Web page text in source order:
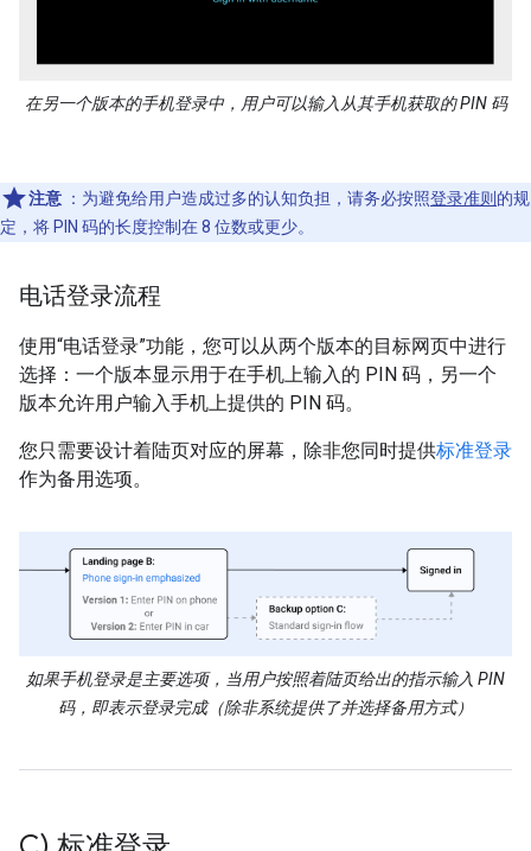
在另一个版本的手机登录中，用户可以输入从其手机获取的 PIN 码
注意 ：为避免给用户造成过多的认知负担，请务必按照登录准则 的规
定，将 PIN 码的长度控制在 8 位数或更少。
电话登录流程
使用“电话登录”功能，您可以从两个版本的目标网页中进行
选择：一个版本显示用于在手机上输入的 PIN 码，另一个
版本允许用户输入手机上提供的 PIN 码。
您只需要设计着陆页对应的屏幕，除非您同时提供标准登录
作为备用选项。
如果手机登录是主要选项，当用户按照着陆页给出的指示输入 PIN
码，即表示登录完成（除非系统提供了并选择备用方式）